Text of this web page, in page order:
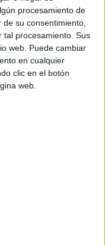
procesamiento de
su consentimiento,
tal procesamiento. Sus
web. Puede cambiar
en cualquier
clic en el botón
web.